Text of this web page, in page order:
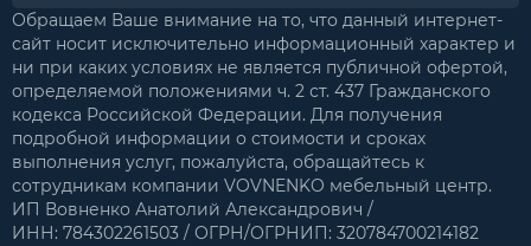
Обращаем Ваше внимание на то, что данный интернет-
сайт носит исключительно информационный характер и
ни при каких условиях не является публичной офертой,
определяемой положениями ч. 2 ст. 437 Гражданского
кодекса Российской Федерации. Для получения
подробной информации о стоимости и сроках
выполнения услуг, пожалуйста, обращайтесь к
сотрудникам компании VOVNENKO мебельный центр.
ИП Вовненко Анатолий Александрович /
ИНН: 784302261503 / ОГРН/ОГРНИП: 320784700214182